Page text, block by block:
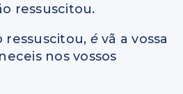
ressuscitou.
ressuscitou, é vã a vossa
nos vossos